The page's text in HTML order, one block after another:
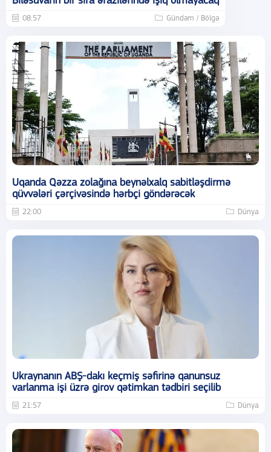
08:57 Gündəm / Bölgə
Uqanda Qəzza zolağına beynəlxalq sabitləşdirmə
qüvvələri çərçivəsində hərbçi göndərəcək
22:00 Dünya
Ukraynanın ABŞ-dakı keçmiş səfirinə qanunsuz
varlanma işi üzrə girov qətimkan tədbiri seçilib
21:57 Dünya